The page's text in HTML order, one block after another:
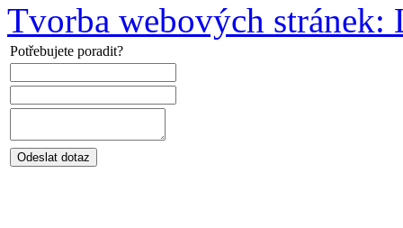
Tvorba webových stránek:
Potřebujete poradit?